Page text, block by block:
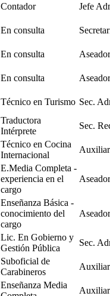
Contador Jefe
En consulta
En consulta
En consulta
Técnico en Turismo Sec.
Traductora
Intérprete
Sec.
Técnico en Cocina
Internacional
E.Media Completa -
experiencia en el
cargo
Enseñanza Básica -
conocimiento del
cargo
Lic. En Gobierno y
Gestión Pública
Sec.
Suboficial de
Carabineros
Enseñanza Media